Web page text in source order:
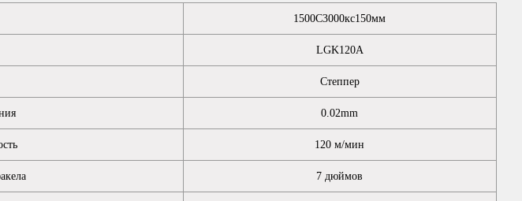
1500С3000кс150мм
LGK120A
Степпер
0.02mm
120 м/мин
7 дюймов